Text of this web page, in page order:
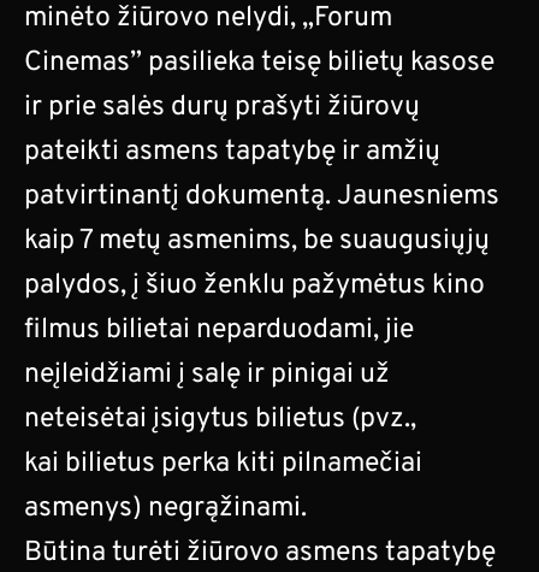
minėto žiūrovo nelydi, „Forum
Cinemas” pasilieka teisę bilietų kasose
ir prie salės durų prašyti žiūrovų
pateikti asmens tapatybę ir amžių
patvirtinantį dokumentą. Jaunesniems
kaip 7 metų asmenims, be suaugusiųjų
palydos, į šiuo ženklu pažymėtus kino
filmus bilietai neparduodami, jie
neįleidžiami į salę ir pinigai už
neteisėtai įsigytus bilietus (pvz.,
kai bilietus perka kiti pilnamečiai
asmenys) negrąžinami.
Būtina turėti žiūrovo asmens tapatybę